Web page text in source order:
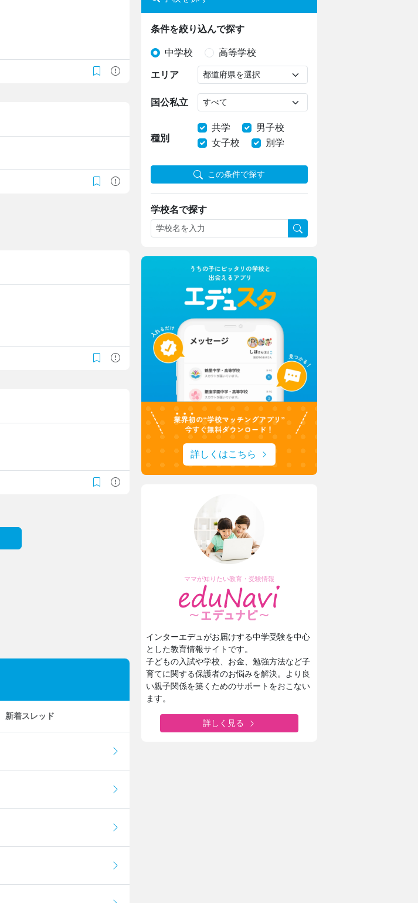
新着スレッド
条件を絞り込んで探す
中学校 高等学校
エリア
国公私立
種別
共学
男子校
女子校
別学
この条件で探す
学校名で探す
詳しくはこちら
ママが知りたい教育・受験情報
インターエデュがお届けする中学受験を中心
とした教育情報サイトです。
子どもの入試や学校、お金、勉強方法など子
育てに関する保護者のお悩みを解決。より良
い親子関係を築くためのサポートをおこない
ます。
詳しく見る